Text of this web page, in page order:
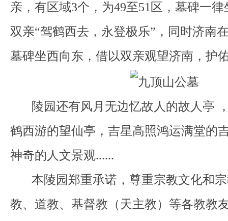
亲，有区域3个，为49至51区，墓碑一
双亲“驾鹤西去，永登极乐”，同时济南
墓碑坐西向东，借以双亲观望济南，护
陵园还有风月无边忆故人的故人亭
鹤西游的望仙亭，吉星高照鸿运满堂的
神奇的人文景观......
本陵园郑重承诺，尊重宗教文化和宗
教、道教、基督教（天主教）等各教教